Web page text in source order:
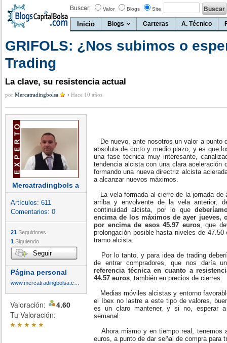
Buscar: Valor Blogs Site
Inicio Blogs Carteras A. Técnico
GRIFOLS: ¿Nos subimos o
Trading
La clave, su resistencia actual
por Mercatradingbolsa • Hace 10 años
Mercatradingbols a
Artículos: 611
Comentarios: 0
21 Seguidores
1 Siguiendo
Seguir
Página personal
Valoración:
4.60
Tu Valoración:
*****
De nuevo, ante nosotros un valor a punto
absoluta de corto y medio plazo, y es que
una fase técnica muy interesante,
tendencia alcista con una clara aceleración
formando una nueva directriz alcista
a alcanzar nuevos máximos.
La vela formada al cierre de la jornada de
arriba y envolvente de la vela anterior,
continuidad alcista, por lo que
encima de los máximos de ayer jueves,
por encima de esos 45.97 euros, que
prolongación posible hasta niveles de
tramo alcista.
Por lo tanto, y para idea de trading
de entrar compradores, que nos daría
referencia técnica en cuanto a
44.57 euros, también en precios de cierres.
Medias móviles alcistas y entorno
el Ibex no lastre a este tipo de valores,
es un claro mantener, y si no, esperar
semanal.
Ahora mismo y en tiempo real, tenemos
euros, a punto de dar señal de compra para